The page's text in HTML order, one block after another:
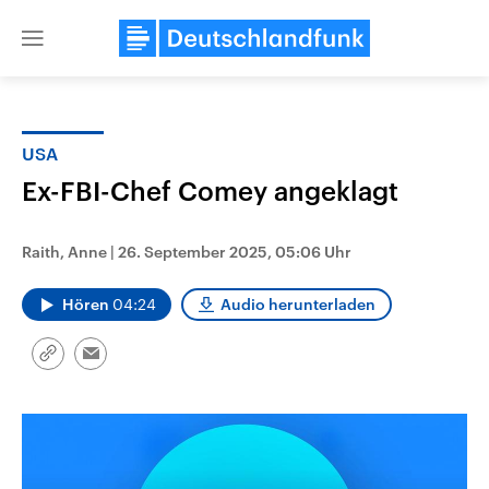
Close
Alle Informationen
Sachsen-Anhalt wählt am 6.
September 2026 einen neuen
Landtag. Seit 2021 wird das
Bundesland von einer Koalition aus
Hintergründe
Wirtschaftlich und
gehören die Vereinigten
den mächtigsten Ländern
mit großem Einfluss auf
USA
Ex-FBI-Chef Comey angeklagt
Raith, Anne | 26. September 2025, 05:06 Uhr
Hören 04:24 Audio herunterladen
Link
Email